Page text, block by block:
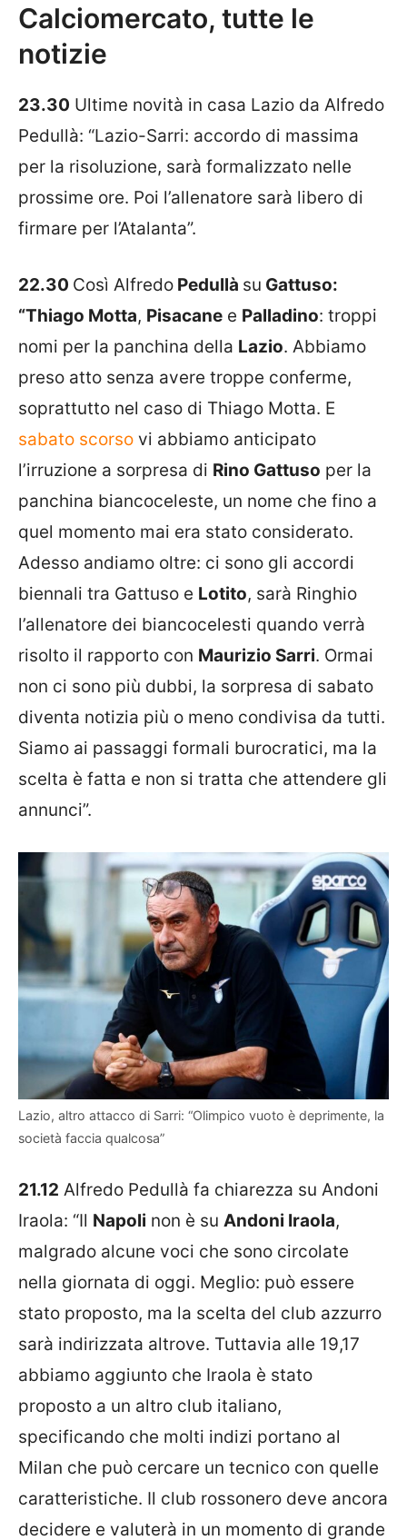
Calciomercato, tutte le
notizie
23.30 Ultime novità in casa Lazio da Alfredo
Pedullà: “Lazio-Sarri: accordo di massima
per la risoluzione, sarà formalizzato nelle
prossime ore. Poi l’allenatore sarà libero di
firmare per l’Atalanta”.
22.30 Così Alfredo Pedullà su Gattuso:
“Thiago Motta, Pisacane e Palladino: troppi
nomi per la panchina della Lazio. Abbiamo
preso atto senza avere troppe conferme,
soprattutto nel caso di Thiago Motta. E
sabato scorso vi abbiamo anticipato
l’irruzione a sorpresa di Rino Gattuso per la
panchina biancoceleste, un nome che fino a
quel momento mai era stato considerato.
Adesso andiamo oltre: ci sono gli accordi
biennali tra Gattuso e Lotito, sarà Ringhio
l’allenatore dei biancocelesti quando verrà
risolto il rapporto con Maurizio Sarri. Ormai
non ci sono più dubbi, la sorpresa di sabato
diventa notizia più o meno condivisa da tutti.
Siamo ai passaggi formali burocratici, ma la
scelta è fatta e non si tratta che attendere gli
annunci”.
Lazio, altro attacco di Sarri: “Olimpico vuoto è deprimente, la
società faccia qualcosa”
21.12 Alfredo Pedullà fa chiarezza su Andoni
Iraola: “Il Napoli non è su Andoni Iraola,
malgrado alcune voci che sono circolate
nella giornata di oggi. Meglio: può essere
stato proposto, ma la scelta del club azzurro
sarà indirizzata altrove. Tuttavia alle 19,17
abbiamo aggiunto che Iraola è stato
proposto a un altro club italiano,
specificando che molti indizi portano al
Milan che può cercare un tecnico con quelle
caratteristiche. Il club rossonero deve ancora
decidere e valuterà in un momento di grande